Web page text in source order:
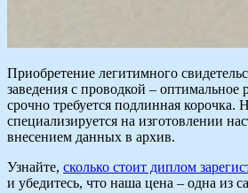
Приобретение легитимного
заведения с проводкой – оптимальное
срочно требуется подлинная корочка.
специализируется на изготовлении
внесением данных в архив.
Узнайте, сколько стоит диплом
и убедитесь, что наша цена – одна из